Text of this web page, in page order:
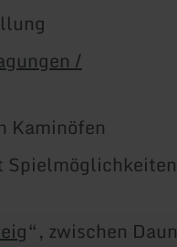
/
Kaminöfen
Spielmöglichkeiten
“, zwischen Daun